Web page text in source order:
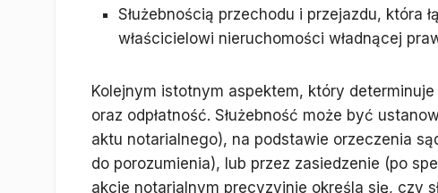
Służebnością przechodu i przejazdu, która
właścicielowi nieruchomości władnącej
Kolejnym istotnym aspektem, który
oraz odpłatność. Służebność może być
aktu notarialnego), na podstawie orzeczenia
do porozumienia), lub przez zasiedzenie (po
akcie notarialnym precyzyjnie określa się, czy